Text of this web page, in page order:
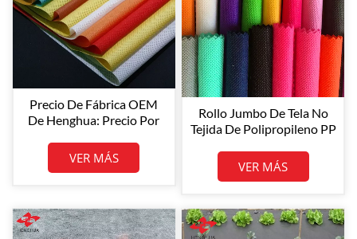
Precio De Fábrica OEM
De Henghua: Precio Por
PP. Rollos De Tela No
Tejida De PP.
VER MÁS
Rollo Jumbo De Tela No
Tejida De Polipropileno PP
No Tejida De
Polipropileno 100% PP
VER MÁS